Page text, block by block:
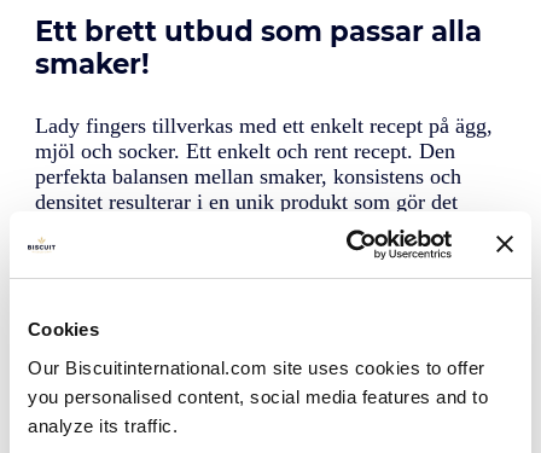
Cookies
Our Biscuitinternational.com site uses cookies to offer
you personalised content, social media features and to
analyze its traffic.
Ett brett utbud som passar alla
smaker!
Lady fingers tillverkas med ett enkelt recept på ägg,
mjöl och socker. Ett enkelt och rent recept. Den
perfekta balansen mellan smaker, konsistens och
densitet resulterar i en unik produkt som gör det
möjligt att skapa många läckra och speciella
desserter som Tiramisù och Trifle.
På Biscuit International tillverkar vi lady fingers i
produkter finns i alla detaljhandelsbutiker i Europa.